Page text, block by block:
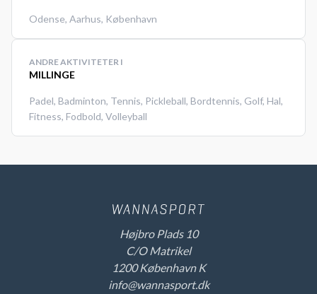
Odense, Aarhus, København
ANDRE AKTIVITETER I
MILLINGE
Padel, Badminton, Tennis, Pickleball, Bordtennis, Golf, Hal,
Fitness, Fodbold, Volleyball
Højbro Plads 10
C/O Matrikel
1200 København K
info@wannasport.dk